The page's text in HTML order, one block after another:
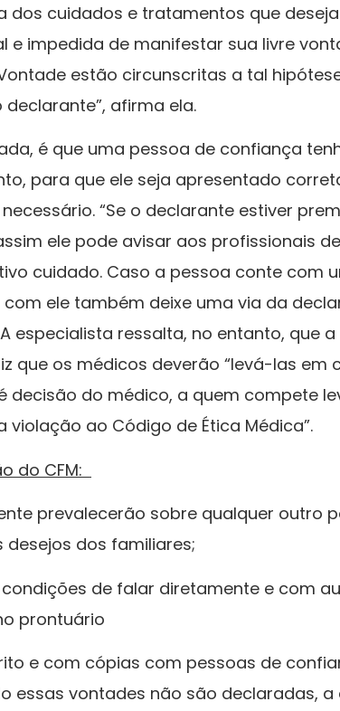
dos cuidados e tratamentos que
e impedida de manifestar sua livre
estão circunscritas a tal
afirma ela.
é que uma pessoa de confiança
para que ele seja apresentado
“Se o declarante estiver
ele pode avisar aos profissionais
cuidado. Caso a pessoa conte com
ele também deixe uma via da
especialista ressalta, no entanto, que
que os médicos deverão “levá-las em
decisão do médico, a quem compete
violação ao Código de Ética Médica”.
do CFM:
prevalecerão sobre qualquer outro
desejos dos familiares;
de falar diretamente e com
prontuário
e com cópias com pessoas de
essas vontades não são declaradas, a